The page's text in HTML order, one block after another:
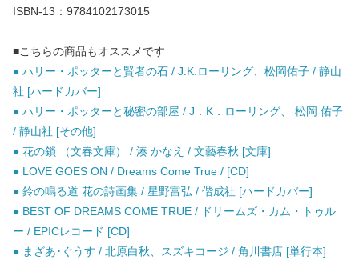
ISBN-13：9784102173015
■こちらの商品もオススメです
● ハリー・ポッターと賢者の石 / J.K.ローリング、松岡佑子 / 静山
社 [ハードカバー]
● ハリー・ポッターと秘密の部屋 / J．K．ローリング、 松岡 佑子
/ 静山社 [その他]
● 花の鎖 （文春文庫） / 湊 かなえ / 文藝春秋 [文庫]
● LOVE GOES ON / Dreams Come True / [CD]
● 鈴の鳴る道 花の詩画集 / 星野富弘 / 偕成社 [ハードカバー]
● BEST OF DREAMS COME TRUE / ドリームズ・カム・トゥル
ー / EPICレコード [CD]
● まざあ･ぐうす / 北原白秋、スズキコージ / 角川書店 [単行本]